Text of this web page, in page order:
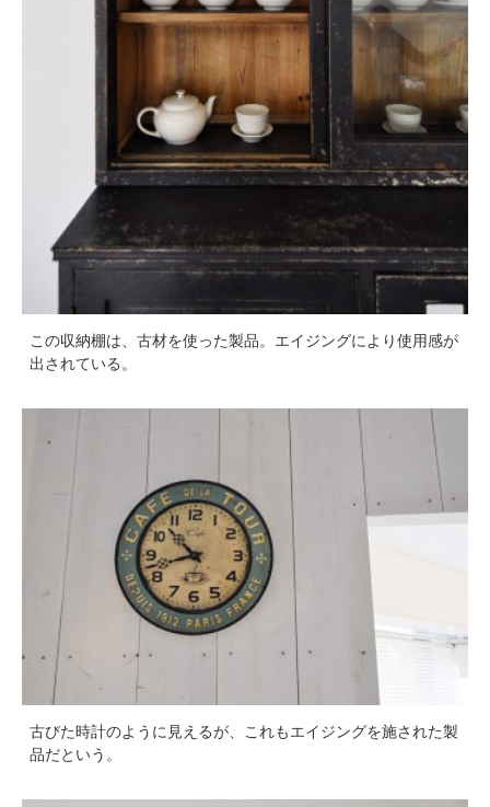
この収納棚は、古材を使った製品。エイジングにより使用感が
出されている。
古びた時計のように見えるが、これもエイジングを施された製
品だという。